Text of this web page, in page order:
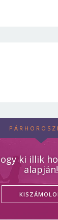
ki illik
alapján!